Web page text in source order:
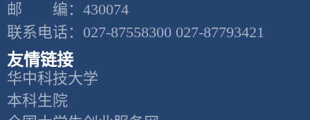
邮 编：430074
联系电话：027-87558300 027-87793421
友情链接
华中科技大学
本科生院